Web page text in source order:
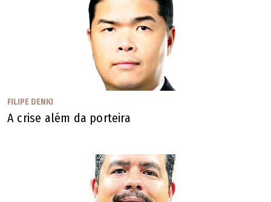
Os artigos publicados não refletem a opinião de O
POPULAR. Sua publicação obedece ao propósito de
estimular e fomentar a diversidade e o debate de
temas locais, nacionais ou mundiais.
FILIPE DENKI
A crise além da porteira